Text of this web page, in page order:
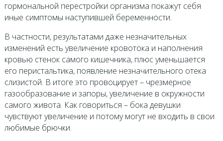
гормональной перестройки организма покажут себя
иные симптомы наступившей беременности.
В частности, результатами даже незначительных
изменений есть увеличение кровотока и наполнения
кровью стенок самого кишечника, плюс уменьшается
его перистальтика, появление незначительного отека
слизистой. В итоге это провоцирует – чрезмерное
газообразование и запоры, увеличение в окружности
самого живота. Как говориться – бока девушки
чувствуют увеличение и потому могут не входить в свои
любимые брючки.